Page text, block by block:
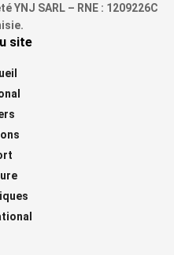
SARL – RNE : 1209226C
site